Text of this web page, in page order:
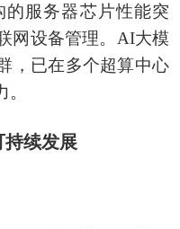
的服务器芯片性能突
网设备管理。AI大模
，已在多个超算中心
持续发展